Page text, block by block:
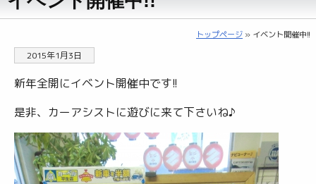
トップページ » イベント開催中!!
2015年1月3日
新年全開にイベント開催中です!!
是非、カーアシストに遊びに来て下さいね♪